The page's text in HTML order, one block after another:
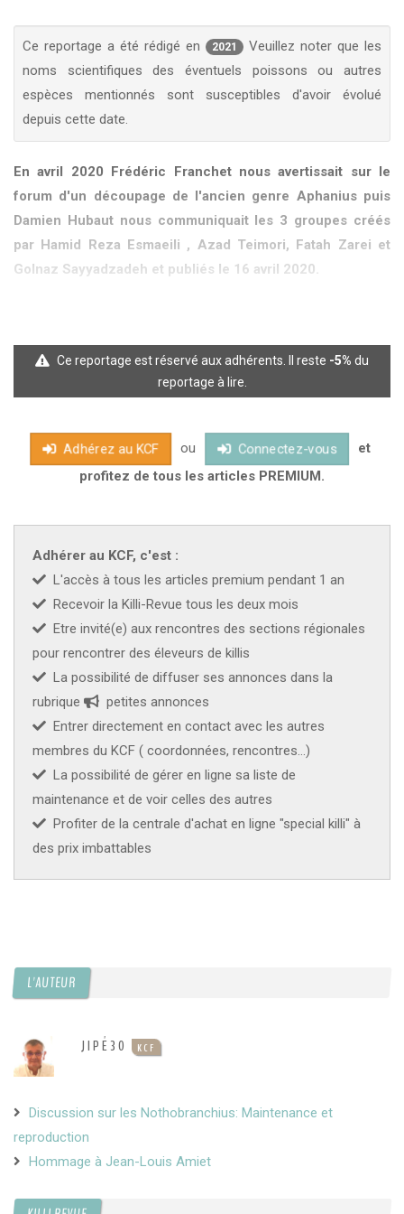
KCF ÎLE DE FRANCE :Réunion KCF Ile de France
de Septembre En savoir +
13 sep 2026
KCF NORMANDIE :Réunion de Section
En
CZKA 2026
25-27 sep 2026 KCF FRANCE :52ème congrès du KCF
Ce reportage a été rédigé en 2021
Veuillez noter que les
noms scientifiques des éventuels poissons ou autres
espèces mentionnés sont susceptibles d'avoir évolué
depuis cette date.
En avril 2020 Frédéric Franchet nous avertissait sur le
forum d'un découpage de l'ancien genre Aphanius puis
Damien Hubaut nous communiquait les 3 groupes créés
par Hamid Reza Esmaeili , Azad Teimori, Fatah Zarei et
Golnaz Sayyadzadeh et publiés le 16 avril 2020.
nous communiquait les 3 groupes créés par Hamid Reza
Esmaeili , Azad Teimori, Fatah Zarei et Golnaz Sayyadzadeh et
publiés le 16 avril 2020.Anatolichthys (Kosig & Sözer, 1945)Ce
en Turquie. Anatolichthys anatoliae centre et sud de la
Turquie.Anatolichthys danfordii Turquie à l'est près de Kayseri.
Ce reportage est réservé aux adhérents. Il reste -5% du
reportage à lire.
Adhérez au KCF ou Connectez-vous
et
profitez de tous les articles PREMIUM.
Adhérer au KCF, c'est :
L'accès à tous les articles premium pendant 1 an
Recevoir la Killi-Revue tous les deux mois
Etre invité(e) aux rencontres des sections régionales
pour rencontrer des éleveurs de killis
La possibilité de diffuser ses annonces dans la
rubrique
petites annonces
Entrer directement en contact avec les autres
membres du KCF ( coordonnées, rencontres...)
La possibilité de gérer en ligne sa liste de
maintenance et de voir celles des autres
Profiter de la centrale d'achat en ligne "special killi" à
des prix imbattables
L'AUTEUR
JIPÉ30 KCF
Discussion sur les Nothobranchius: Maintenance et
reproduction
Hommage à Jean-Louis Amiet